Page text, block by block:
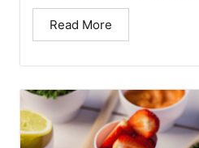
Read More